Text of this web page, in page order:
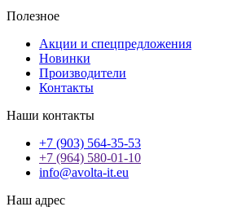
Полезное
Акции и спецпредложения
Новинки
Производители
Контакты
Наши контакты
+7 (903) 564-35-53
+7 (964) 580-01-10
info@avolta-it.eu
Наш адрес